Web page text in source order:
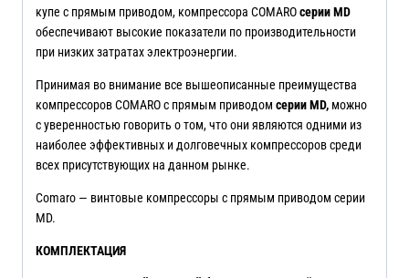
купе с прямым приводом, компрессора COMAROсерииMD
обеспечивают высокие показатели по производительности
при низких затратах электроэнергии.
Принимая во внимание все вышеописанные преимущества
компрессоров COMARO с прямым приводом серииMD, можно
с уверенностью говорить о том, что они являются одними из
наиболее эффективных и долговечных компрессоров среди
всех присутствующих на данном рынке.
Comaro — винтовые компрессоры с прямым приводом серии
MD.
КОМПЛЕКТАЦИЯ